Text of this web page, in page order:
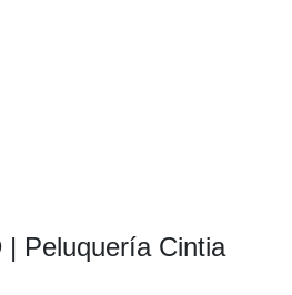
| Peluquería Cintia